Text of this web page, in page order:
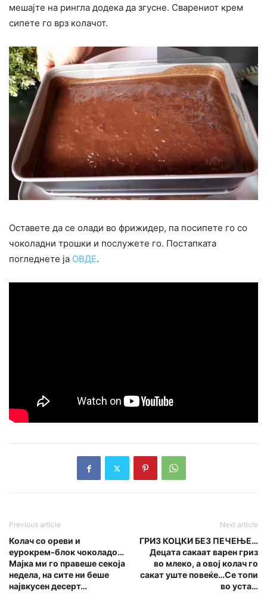
мешајте на рингла додека да згусне. Сварениот крем
сипете го врз колачот.
Оставете да се олади во фрижидер, па посипете го со
чоколадни трошки и послужете го. Постапката
погледнете ја ОВДЕ.
Previous article
Колач со ореви и
еурокрем-блок чоколадо…
Мајка ми го правеше секоја
недела, на сите ни беше
највкусен десерт…
Next article
ГРИЗ КОЦКИ БЕЗ ПЕЧЕЊЕ…
Децата сакаат варен гриз
во млеко, а овој колач го
сакат уште повеќе…Се топи
во уста…